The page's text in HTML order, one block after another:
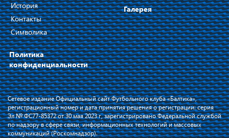
История
Контакты
Символика
Политика
конфиденциальности
Галерея
Сетевое издание Официальный сайт Футбольного клуба «Балтика»,
регистрационный номер и дата принятия решения о регистрации: серия
Эл № ФС77-85372 от 30 мая 2023 г, зарегистрировано Федеральной службой
по надзору в сфере связи, информационных технологий и массовых
коммуникаций (Роскомнадзор).